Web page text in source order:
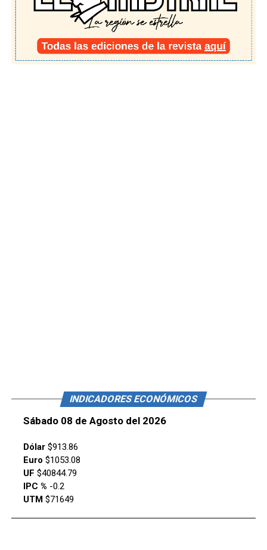
INDICADORES ECONÓMICOS
Sábado 08 de Agosto del 2026
Dólar$913.86
Euro $1053.08
UF $40844.79
IPC % -0.2
UTM $71649